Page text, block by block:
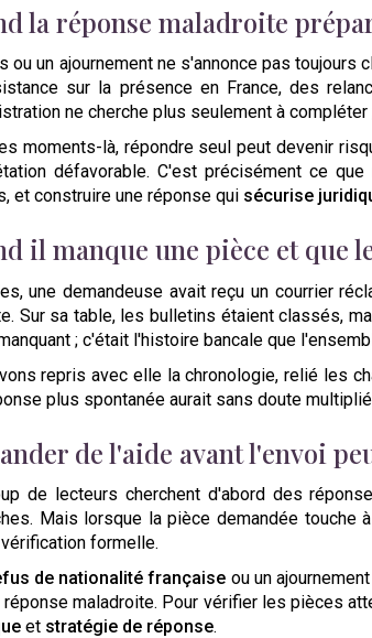
la réponse maladroite
ou un ajournement ne s'annonce pas
sur la présence en France, des
ne cherche plus seulement à
moments-là, répondre seul peut devenir
défavorable. C'est précisément ce
et construire une réponse qui sécurise
il manque une pièce et que
une demandeuse avait reçu un courrier
Sur sa table, les bulletins étaient classés,
; c'était l'histoire bancale que
repris avec elle la chronologie, relié les
plus spontanée aurait sans doute
de l'aide avant l'envoi
de lecteurs cherchent d'abord des
Mais lorsque la pièce demandée touche
formelle.
de nationalité française ou un
réponse maladroite. Pour vérifier les pièces
et stratégie de réponse.